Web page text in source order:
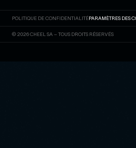
POLITIQUE DE CONFIDENTIALITÉPARAMÈTRES DES
© 2026 CHEEL SA – TOUS DROITS RÉSERVÉS